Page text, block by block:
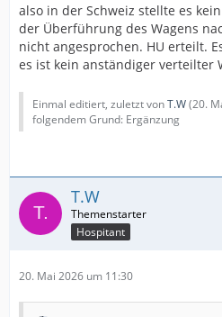
also in der Schweiz stellte es
der Überführung des Wagens
nicht angesprochen. HU erteilt.
es ist kein anständiger verteilter
Einmal editiert, zuletzt vonT.W(20.
folgendem Grund: Ergänzung
T.W
Hospitant
20. Mai 2026 um 11:30